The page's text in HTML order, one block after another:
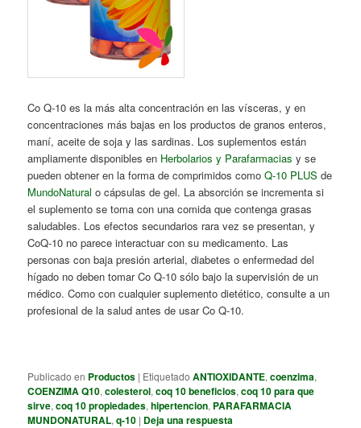
Co Q-10 es la más alta concentración en las vísceras, y en
concentraciones más bajas en los productos de granos enteros,
maní, aceite de soja y las sardinas. Los suplementos están
ampliamente disponibles en Herbolarios y Parafarmacias y se
pueden obtener en la forma de comprimidos comoQ-10 PLUSde
MundoNatural o cápsulas de gel. La absorción se incrementa si
el suplemento se toma con una comida que contenga grasas
saludables. Los efectos secundarios rara vez se presentan, y
CoQ-10 no parece interactuar con su medicamento. Las
personas con baja presión arterial, diabetes o enfermedad del
hígado no deben tomar Co Q-10 sólo bajo la supervisión de un
médico. Como con cualquier suplemento dietético, consulte a un
profesional de la salud antes de usar Co Q-10.
Publicado en Productos | Etiquetado ANTIOXIDANTE,coenzima,
COENZIMA Q10,colesterol,coq 10 beneficios,coq 10 para que
sirve,coq 10 propiedades,hipertencion, PARAFARMACIA
MUNDONATURAL,q-10 | Deja una respuesta